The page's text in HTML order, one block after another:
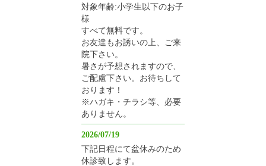
対象年齢:小学生以下のお子
様
すべて無料です。
お友達もお誘いの上、ご来
院下さい。
暑さが予想されますので、
ご配慮下さい。お待ちして
おります！
※ハガキ・チラシ等、必要
ありません。
2026/07/19
下記日程にて盆休みのため
休診致します。